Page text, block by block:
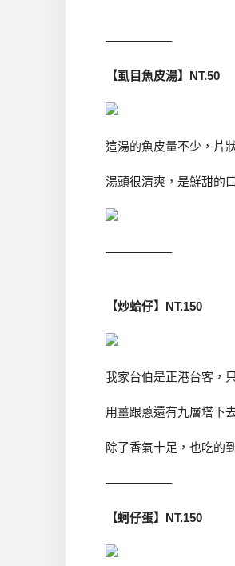
—————–
【虱目魚皮湯】NT.50
這湯的魚皮量不少，片
湯頭很清爽，是鮮甜的
—————–
【炒蛤仔】NT.150
我家台伯是正港台客，
用薑跟蔥還有九層塔下
除了香氣十足，也吃的
—————–
【蚵仔蛋】NT.150